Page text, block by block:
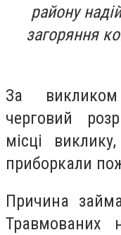
району
загоряння
За
черговий
місці
приборкали
Причина
Травмованих